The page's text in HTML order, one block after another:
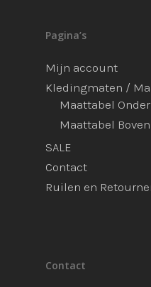
Pagina’s
Mijn account
Kledingmaten /
Maattabel
Maattabel
SALE
Contact
Ruilen en
Contact